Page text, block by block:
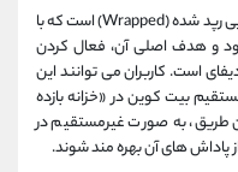
و هدف اصلی آن، فعال کردن
است. کاربران می ‌توانند این
بیت‌ کوین در «خزانه بازده
طریق، به‌ صورت غیرمستقیم در
‌های آن بهره ‌مند شوند.